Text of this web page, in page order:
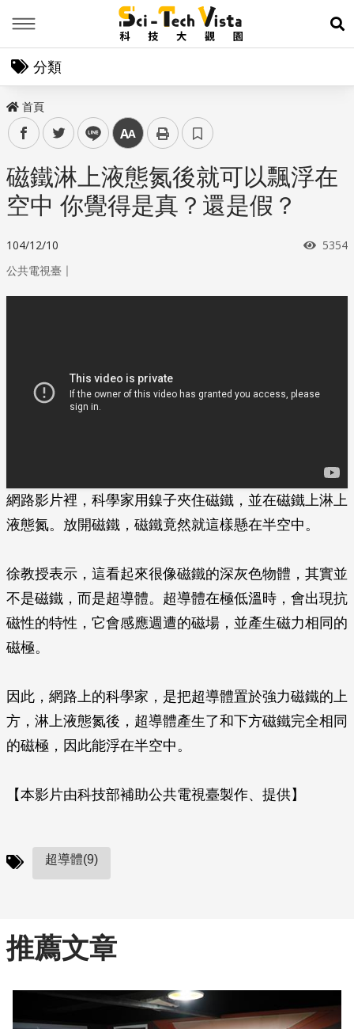
展
分類
首頁
facebooktwitter line 中
磁鐵淋上液態氮後就可以飄浮在
空中 你覺得是真？還是假？
104/12/10 瀏覽
5354
公共電視臺 ｜
網路影片裡，科學家用鎳子夾住磁鐵，並在磁鐵上淋上
液態氮。放開磁鐵，磁鐵竟然就這樣懸在半空中。
徐教授表示，這看起來很像磁鐵的深灰色物體，其實並
不是磁鐵，而是超導體。超導體在極低溫時，會出現抗
磁性的特性，它會感應週遭的磁場，並產生磁力相同的
磁極。
因此，網路上的科學家，是把超導體置於強力磁鐵的上
方，淋上液態氮後，超導體產生了和下方磁鐵完全相同
的磁極，因此能浮在半空中。
【本影片由科技部補助公共電視臺製作、提供】
超導體(9)
推薦文章